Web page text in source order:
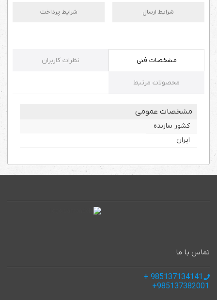
شرایط ارسال شرایط پرداخت
مشخصات فنی نظرات کاربران
محصولات مرتبط
مشخصات عمومی
کشور سازنده
ایران
تماس با ما